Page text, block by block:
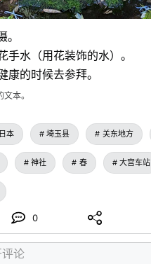
手水（用花装饰的水）。
康的时候去参拜。
本。
日本 埼玉县 关东地方
神社 春 大宫车站
0